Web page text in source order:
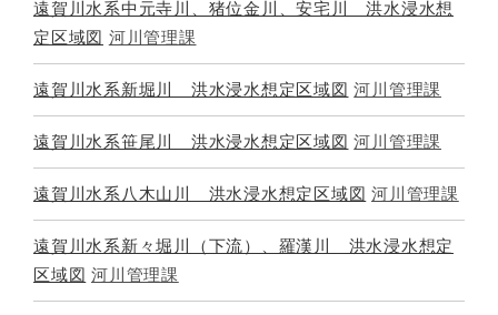
遠賀川水系中元寺川、猪位金川、安宅川 洪水浸水想
定区域図 河川管理課
遠賀川水系新堀川 洪水浸水想定区域図 河川管理課
遠賀川水系笹尾川 洪水浸水想定区域図 河川管理課
遠賀川水系八木山川 洪水浸水想定区域図 河川管理課
遠賀川水系新々堀川（下流）、羅漢川 洪水浸水想定
区域図 河川管理課